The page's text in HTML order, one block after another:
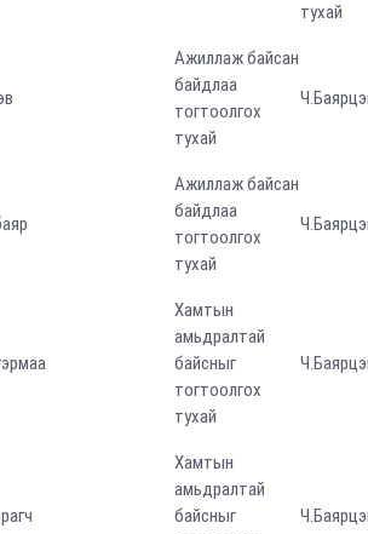
тухай
Ажиллаж байсан
байдлаа
тогтоолгох
тухай
Ажиллаж байсан
байдлаа
тогтоолгох
тухай
Хамтын
амьдралтай
байсныг
тогтоолгох
тухай
Хамтын
амьдралтай
байсныг